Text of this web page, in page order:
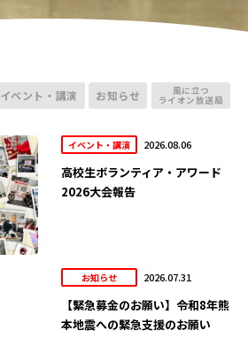
イベント・講演 お知らせ 風に立つ
ライオン放送局
イベント・講演 2026.08.06
高校生ボランティア・アワード
2026大会報告
お知らせ 2026.07.31
【緊急募金のお願い】令和8年熊
本地震への緊急支援のお願い